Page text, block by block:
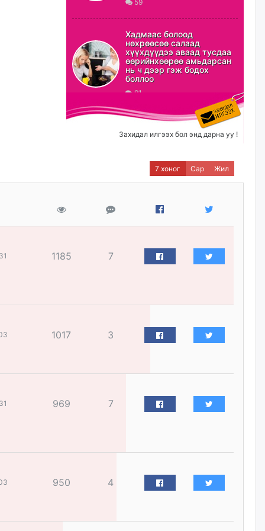
ХЗДХ-ын сайд С.Амарсайхан:
Авлигаар авсан хөрөнгийг
хурааж, нийгмийн сайн
сайхны хөгжилд зориулах
бөгөөд үүнийг хэд хэдэн эрх
бүхий байгууллагаас санал авна
өчигдѳр
Шатахууныг олдож байгаа
газраас нь л авч байна. Үнэ
тарифаас илүү хангамж дээр
анхаарч байна
Ц.Будханд: Дүүгээ гараад
долоон сарын хугацаа
Барилгын салбарын 100
Монгол Улсад 162 вагон - 9720
тонн АИ-92 орж иржээ
долларын санхүүжилтийн
эцсийн гэрээг есдүгээр сард
байгуулбал Тавантолгойн
Ханын материалд эхний
ээлжийн 6 блок орон сууцны
өчигдѳр
59
Хадмаас болоод
нөхрөөсөө салаад
хүүхдүүдээ аваад тусдаа
өөрийнхөөрөө амьдарсан
нь ч дээр гэж бодох
боллоо
91
Захидал илгээх бол энд дарна уу !
7 хоног Сар Жил
1185 7
1017 3
969 7
950 4